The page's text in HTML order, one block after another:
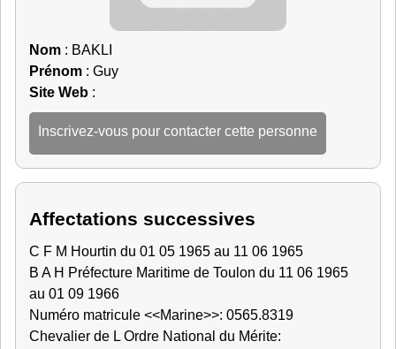
Nom : BAKLI
Prénom : Guy
Site Web :
Inscrivez-vous pour contacter cette personne
Affectations successives
C F M Hourtin du 01 05 1965 au 11 06 1965
B A H Préfecture Maritime de Toulon du 11 06 1965
au 01 09 1966
Numéro matricule <<Marine>>: 0565.8319
Chevalier de L Ordre National du Mérite: